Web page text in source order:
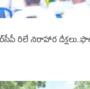
రిలే నిరాహార